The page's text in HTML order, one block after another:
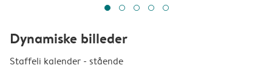
Dynamiske billeder
Staffeli kalender - stående